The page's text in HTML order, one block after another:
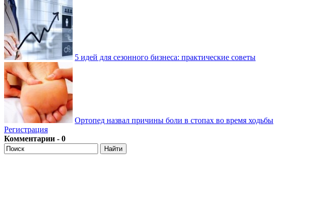
5 идей для сезонного бизнеса: практические советы
Ортопед назвал причины боли в стопах во время ходьбы
Регистрация
Комментарии - 0